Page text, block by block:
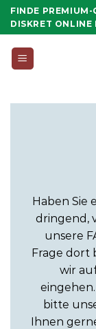
Zum
Inhalt
FINDE
DISKRET ONLINE
Haben Sie
dringend,
unsere
Frage dort
wir
bitte
Ihnen